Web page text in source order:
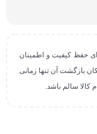
حفظ کیفیت و اطمینان
بازگشت آن تنها زمانی
کالا سالم باشد.